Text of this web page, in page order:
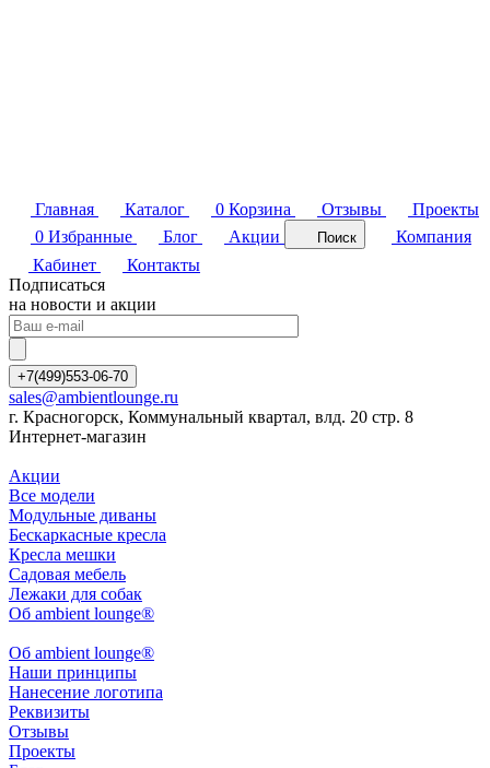
Главная Каталог 0 Корзина Отзывы
Проекты
0 Избранные Блог Акции Поиск
Компания
Кабинет
Контакты
Подписаться
на новости и акции
+7(499)553-06-70
sales@ambientlounge.ru
г. Красногорск, Коммунальный квартал, влд. 20 стр. 8
Интернет-магазин
Акции
Все модели
Модульные диваны
Бескаркасные кресла
Кресла мешки
Садовая мебель
Лежаки для собак
Об ambient lounge®
Oб ambient lounge®
Наши принципы
Нанесение логотипа
Реквизиты
Отзывы
Проекты